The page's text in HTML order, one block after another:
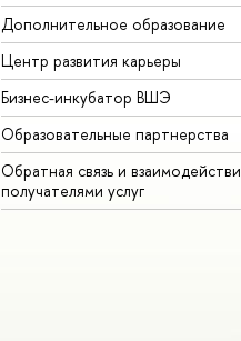
Дополнительное образование
Центр развития карьеры
Бизнес-инкубатор ВШЭ
Образовательные партнерства
Обратная связь и
получателями услуг